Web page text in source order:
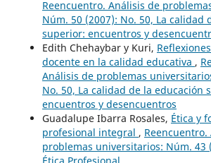
Reencuentro. Análisis de
Núm. 50 (2007): No. 50, La calidad
superior: encuentros y
Edith Chehaybar y Kuri,
docente en la calidad educativa ,
Análisis de problemas
No. 50, La calidad de la educación
encuentros y desencuentros
Guadalupe Ibarra Rosales, Ética y
profesional integral ,
problemas universitarios: Núm. 43
Ética Profesional